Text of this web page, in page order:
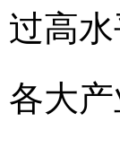
过高
各大